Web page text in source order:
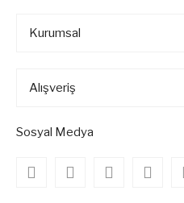
Kurumsal
Alışveriş
Sosyal Medya